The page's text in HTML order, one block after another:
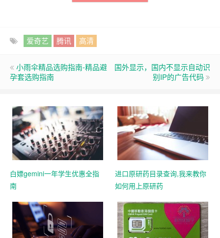
爱奇艺 腾讯 高清
小雨伞精品选购指南-精品避
孕套选购指南
国外显示，国内不显示自动识
别IP的广告代码
白嫖gemini一年学生优惠全指
南
进口原研药目录查询,我来教你
如何用上原研药